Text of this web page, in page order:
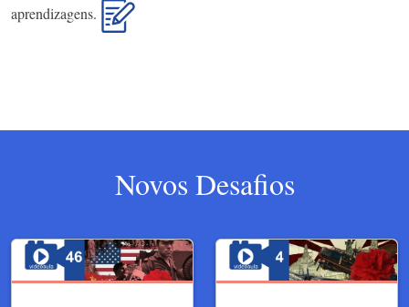
aprendizagens.
Novos Desafios